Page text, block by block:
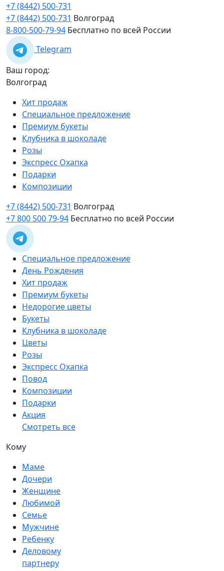
+7 (8442) 500-731
+7 (8442) 500-731 Волгоград
8-800-500-79-94 Бесплатно по всей России
Telegram
Ваш город:
Волгоград
Хит продаж
Специальное предложение
Премиум букеты
Клубника в шоколаде
Розы
Экспресс Охапка
Подарки
Композиции
+7 (8442) 500-731 Волгоград
+7 800 500 79-94 Бесплатно по всей России
Специальное предложение
День Рождения
Хит продаж
Премиум букеты
Недорогие цветы
Букеты
Клубника в шоколаде
Цветы
Розы
Экспресс Охапка
Повод
Композиции
Подарки
Акция
Смотреть все
Кому
Маме
Дочери
Женщине
Любимой
Семье
Мужчине
Ребенку
Деловому
партнеру